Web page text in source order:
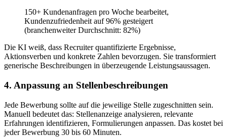
150+ Kundenanfragen pro Woche bearbeitet,
Kundenzufriedenheit auf 96% gesteigert
(branchenweiter Durchschnitt: 82%)
Die KI weiß, dass Recruiter quantifizierte Ergebnisse,
Aktionsverben und konkrete Zahlen bevorzugen. Sie transformiert
generische Beschreibungen in überzeugende Leistungsaussagen.
4. Anpassung an Stellenbeschreibungen
Jede Bewerbung sollte auf die jeweilige Stelle zugeschnitten sein.
Manuell bedeutet das: Stellenanzeige analysieren, relevante
Erfahrungen identifizieren, Formulierungen anpassen. Das kostet bei
jeder Bewerbung 30 bis 60 Minuten.